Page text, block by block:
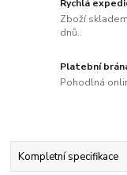
Rychlá
Zboží
dnů..
Platební
Pohodlná
Kompletní specifikace